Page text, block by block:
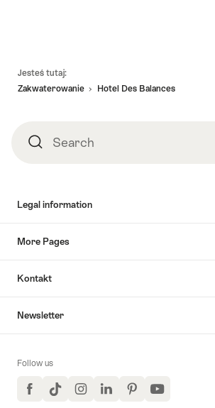
Jesteś tutaj:
Zakwaterowanie
Hotel Des Balances
SearchSearch
Legal information
More Pages
Kontakt
Newsletter
Follow us
FacebookTikTokInstagramLinkedInPinterestYouTube